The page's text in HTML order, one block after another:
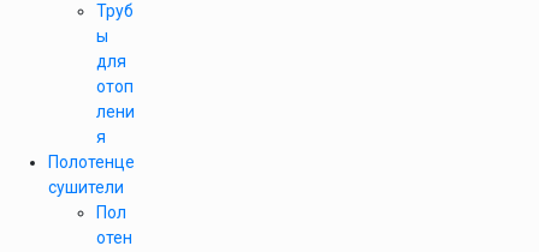
Труб
ы
для
отоп
лени
я
Полотенце
сушители
Пол
отен